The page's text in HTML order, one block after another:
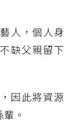
人，個人身
缺父親留下
因此將資源
。